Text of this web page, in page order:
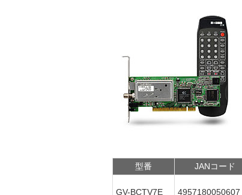
型番 JANコード
GV-BCTV7E 4957180050607